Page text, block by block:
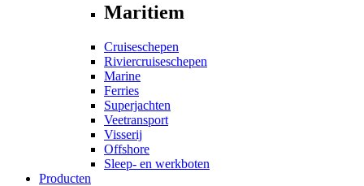
Maritiem
Cruiseschepen
Riviercruiseschepen
Marine
Ferries
Superjachten
Veetransport
Visserij
Offshore
Sleep- en werkboten
Producten